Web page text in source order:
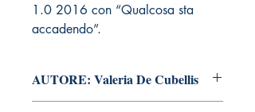
1.0 2016 con “Qualcosa sta
accadendo”.
AUTORE: Valeria De Cubellis